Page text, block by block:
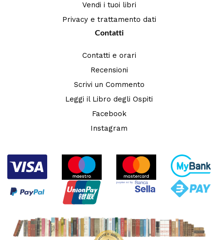
Vendi i tuoi libri
Privacy e trattamento dati
Contatti
Contatti e orari
Recensioni
Scrivi un Commento
Leggi il Libro degli Ospiti
Facebook
Instagram